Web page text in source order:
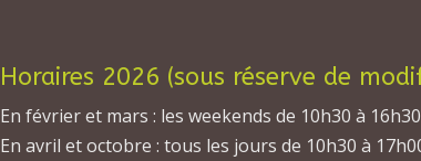
Horaires 2026 (sous réserve de
En février et mars : les weekends de 10h30 à 16h30
En avril et octobre : tous les jours de 10h30 à